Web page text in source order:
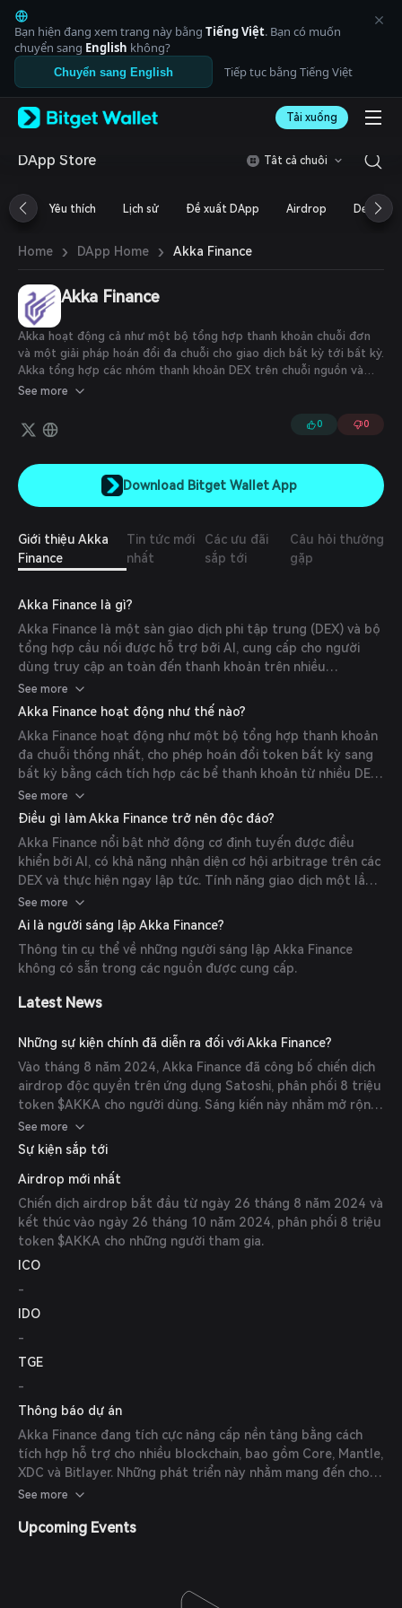
English
日本語
Tiếng Việt
Русский
Español (Latinoamérica)
Italiano
Deutsch
繁體中文
Português (Portugal)
ภาษาไทย
العربية
हिन्दी
Español
Português (Brasil)
Español (Argentina)
Bạn hiện đang xem trang này bằng Tiếng Việt. Bạn có muốn
chuyển sang English không?
Chuyển sang English Tiếp tục bằng Tiếng Việt
Tải xuống
DApp Store Tất cả chuỗi
Yêu thích Lịch sử Đề xuất DApp Airdrop DeFi
Home › DApp Home › Akka Finance
Akka Finance
Akka hoạt động cả như một bộ tổng hợp thanh khoản chuỗi đơn
và một giải pháp hoán đổi đa chuỗi cho giao dịch bất kỳ tới bất kỳ.
Akka tổng hợp các nhóm thanh khoản DEX trên chuỗi nguồn và
chuỗi đích để tìm ra các lộ trình có tỷ giá tốt nhất cho các giao
See more
0 0
Download Bitget Wallet App
Giới thiệu Akka
Finance
Tin tức mới
nhất
Các ưu đãi
sắp tới
Câu hỏi thường
gặp
Akka Finance là gì?
Akka Finance là một sàn giao dịch phi tập trung (DEX) và bộ
tổng hợp cầu nối được hỗ trợ bởi AI, cung cấp cho người
dùng truy cập an toàn đến thanh khoản trên nhiều
blockchain khác nhau. Mục tiêu là nâng cao hiệu quả giao
dịch bằng cách cung cấp các giao dịch gần như không trượt
giá với tỷ lệ tối ưu và thực hiện ngay lập tức.
See more
Akka Finance hoạt động như thế nào?
Akka Finance hoạt động như một bộ tổng hợp thanh khoản
đa chuỗi thống nhất, cho phép hoán đổi token bất kỳ sang
bất kỳ bằng cách tích hợp các bể thanh khoản từ nhiều DEX
khác nhau. Sử dụng các thuật toán định tuyến tiên tiến, nó
thực hiện phân chia tuyến đường và khối lượng để giảm
thiểu trượt giá và tác động giá, đảm bảo các giao dịch hiệu
quả và tiết kiệm chi phí.
See more
Điều gì làm Akka Finance trở nên độc đáo?
Akka Finance nổi bật nhờ động cơ định tuyến được điều
khiển bởi AI, có khả năng nhận diện cơ hội arbitrage trên các
DEX và thực hiện ngay lập tức. Tính năng giao dịch một lần
nhấp của nó đơn giản hóa quy trình giao dịch bằng cách xử
lý nhiều lần hoán đổi và cầu nối một cách liền mạch, mang
đến cho người dùng trải nghiệm giao dịch hiệu quả và tiện
lợi.
See more
Ai là người sáng lập Akka Finance?
Thông tin cụ thể về những người sáng lập Akka Finance
không có sẵn trong các nguồn được cung cấp.
Latest News
Những sự kiện chính đã diễn ra đối với Akka Finance?
Vào tháng 8 năm 2024, Akka Finance đã công bố chiến dịch
airdrop độc quyền trên ứng dụng Satoshi, phân phối 8 triệu
token $AKKA cho người dùng. Sáng kiến này nhằm mở rộng
phạm vi dự án và thưởng cho cộng đồng của nó.
See more
Sự kiện sắp tới
Airdrop mới nhất
Chiến dịch airdrop bắt đầu từ ngày 26 tháng 8 năm 2024 và
kết thúc vào ngày 26 tháng 10 năm 2024, phân phối 8 triệu
token $AKKA cho những người tham gia.
ICO
-
IDO
-
TGE
-
Thông báo dự án
Akka Finance đang tích cực nâng cấp nền tảng bằng cách
tích hợp hỗ trợ cho nhiều blockchain, bao gồm Core, Mantle,
XDC và Bitlayer. Những phát triển này nhằm mang đến cho
người dùng trải nghiệm giao dịch đa dạng và hiệu quả hơn.
See more
Upcoming Events